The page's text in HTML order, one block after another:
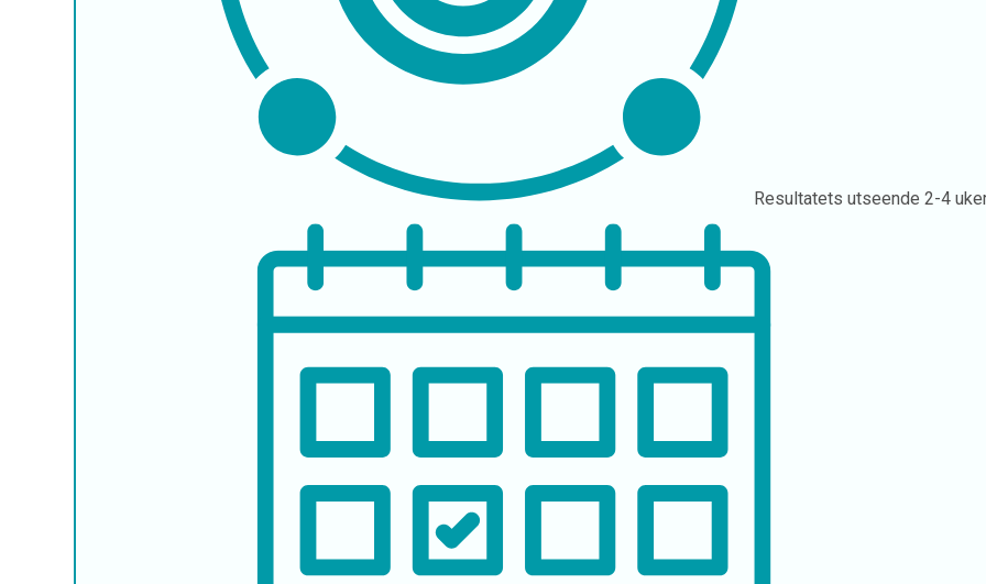
Resultatets utseende 2-4